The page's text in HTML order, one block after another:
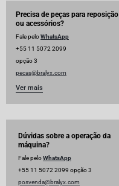
Precisa de peças para reposição
ou acessórios?
Fale peloWhatsApp
+55 11 5072 2099
opção 3
pecas@bralyx.com
Ver mais
Dúvidas sobre a operação da
máquina?
Fale peloWhatsApp
+55 11 5072 2099 opção 3
posvenda@bralyx.com